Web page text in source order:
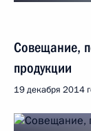
Совещание,
продукции
19 декабря 2014